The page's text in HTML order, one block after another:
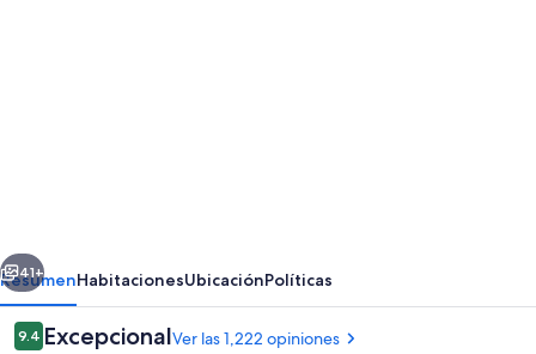
Claire
Siguiente
41+
ResumenHabitacionesUbicaciónPolíticas
Opiniones
9.49.4 de 10,
ExcepcionalVer las 1,222 opiniones